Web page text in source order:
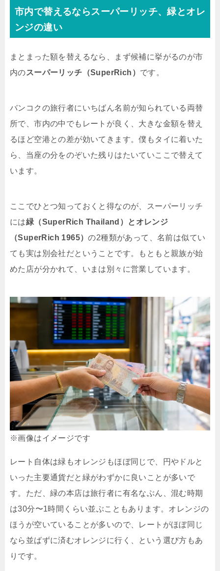
市内で替えるならスーパーリッチ、緑とオレ
ンジの違い
まとまった額を替えるなら、まず候補に挙がるのが市
内のスーパーリッチ（SuperRich） です。
バンコクの旅行者にいちばん名前が知られている両替
所で、市内の中でもレートが良く、大きな金額を替え
るほど空港との差が効いてきます。僕もタイに着いた
ら、当座の分をのぞいた残りはたいていここで替えて
います。
ここでひとつ知っておくと得なのが、スーパーリッチ
には緑（SuperRich Thailand）とオレンジ
（SuperRich 1965）の2種類があって、名前は似てい
ても実は別会社だということです。もともと親族が始
めた店が分かれて、いまは別々に営業しています。
※画像はイメージです
レート自体は緑もオレンジもほぼ同じで、円やドルと
いった主要通貨だと緑がわずかに良いことが多いで
す。ただ、緑の本店は旅行者に有名なぶん、混む時期
は30分〜1時間くらい並ぶこともあります。オレンジの
ほうが空いていることが多いので、レートがほぼ同じ
なら並ばずに済むオレンジに行く、という選び方もあ
りです。